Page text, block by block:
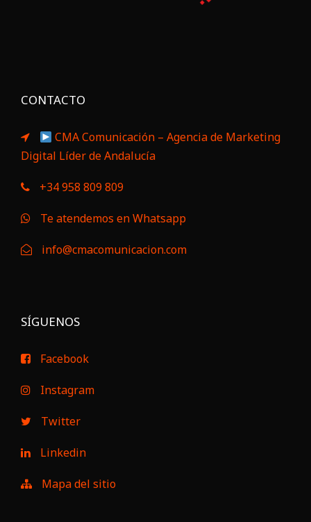
CONTACTO
CMA Comunicación – Agencia de Marketing
Digital Líder de Andalucía
+34 958 809 809
Te atendemos en Whatsapp
info@cmacomunicacion.com
SÍGUENOS
Facebook
Instagram
Twitter
Linkedin
Mapa del sitio